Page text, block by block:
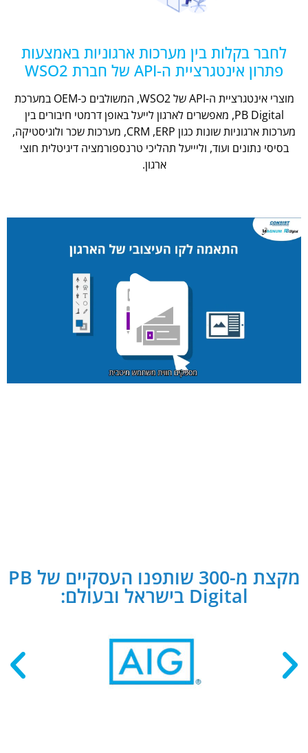
לחבר בקלות בין מערכות ארגוניות באמצעות
פתרון אינטגרציית ה-API של חברת WSO2
מוצרי אינטגרציית ה-API של WSO2, המשולבים כ-OEM במערכת
PB Digital, מאפשרים לארגון לייעל באופן דרמטי חיבורים בין
מערכות ארגוניות שונות כגון CRM ,ERP, מערכות שכר ולוגיסטיקה,
בסיסי נתונים ועוד, וליייעל תהליכי טרנספורמציה דיגיטלית חוצי
ארגון.
מקצת מ-300 שותפנו העסקיים של PB
Digital בישראל ובעולם: